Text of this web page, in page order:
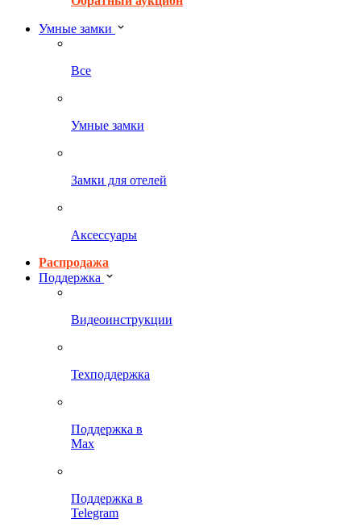
Умные замки
Все
Умные замки
Замки для отелей
Аксессуары
Распродажа
Поддержка
Видеоинструкции
Техподдержка
Поддержка в
Max
Поддержка в
Telegram